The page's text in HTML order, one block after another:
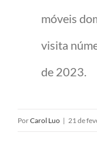
móveis
visita
de 2023.
PorCarol Luo | 21 de